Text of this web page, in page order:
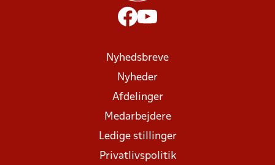
Nyhedsbreve
Nyheder
Afdelinger
Medarbejdere
Ledige stillinger
Privatlivspolitik